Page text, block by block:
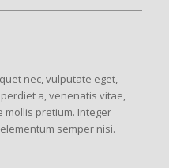
nec, vulputate eget,
a, venenatis vitae,
mollis pretium. Integer
semper nisi.